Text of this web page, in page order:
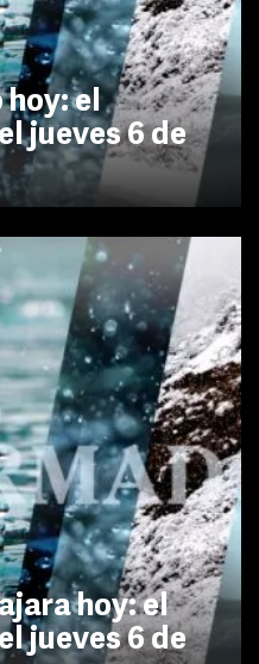
hoy: el
jueves 6 de
hoy: el
jueves 6 de